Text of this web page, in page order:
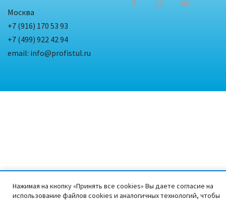
Москва
+7 (916) 170 53 93
+7 (499) 922 42 94
email: info@profistul.ru
Нажимая на кнопку «Принять все cookies» Вы даете согласие на
использование файлов cookies и аналогичных технологий, чтобы